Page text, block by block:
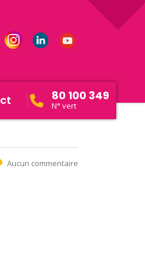
80 100 349
N° vert
Aucun commentaire